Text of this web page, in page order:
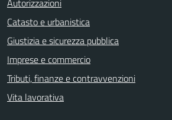
Catasto e urbanistica
Giustizia e sicurezza pubblica
Imprese e commercio
Tributi, finanze e contravvenzioni
Vita lavorativa